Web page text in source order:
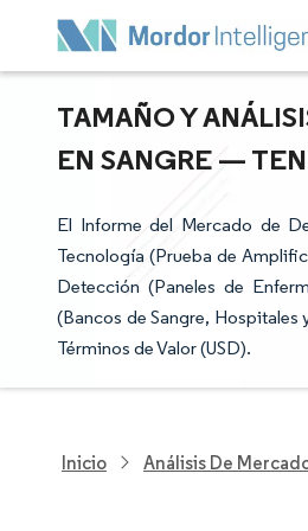
TAMAÑO Y
EN SANGRE —
El Informe del Mercado de
Tecnología (Prueba de
Detección (Paneles de
(Bancos de Sangre,
Términos de Valor (USD).
Inicio Análisis De